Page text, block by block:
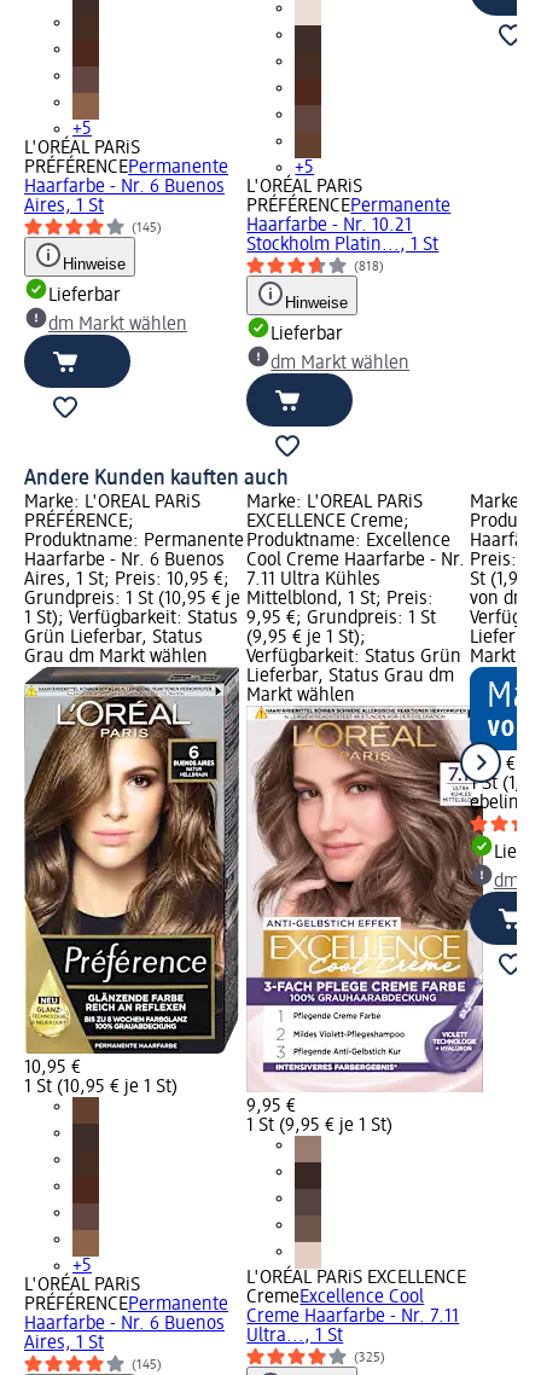
+5
L'ORÉAL PARiS
PRÉFÉRENCEPermanente
Haarfarbe - Nr. 6 Buenos
Aires, 1 St
(145)
Hinweise
Lieferbar
dm Markt wählen
+5
L'ORÉAL PARiS
PRÉFÉRENCEPermanente
Haarfarbe - Nr. 10.21
Stockholm Platin..., 1 St
(818)
Hinweise
Lieferbar
dm Markt wählen
Andere Kunden kauften auch
Marke: L'ORÉAL PARiS
PRÉFÉRENCE;
Produktname: Permanente
Haarfarbe - Nr. 6 Buenos
Aires, 1 St; Preis: 10,95 €;
Grundpreis: 1 St (10,95 € je
1 St); Verfügbarkeit: Status
Grün Lieferbar, Status
Grau dm Markt wählen
10,95 €
1 St (10,95 € je 1 St)
+5
L'ORÉAL PARiS
PRÉFÉRENCEPermanente
Haarfarbe - Nr. 6 Buenos
Aires, 1 St
(145)
Marke: L'ORÉAL PARiS
EXCELLENCE Creme;
Produktname: Excellence
Cool Creme Haarfarbe - Nr.
7.11 Ultra Kühles
Mittelblond, 1 St; Preis:
9,95 €; Grundpreis: 1 St
(9,95 € je 1 St);
Verfügbarkeit: Status Grün
Lieferbar, Status Grau dm
Markt wählen
9,95 €
1 St (9,95 € je 1 St)
L'ORÉAL PARiS EXCELLENCE
CremeExcellence Cool
Creme Haarfarbe - Nr. 7.11
Ultra..., 1 St
(325)
Marke:
Preis:
St (1,95
von dm
Markt
1,95 €
1 St
ebelin
dm